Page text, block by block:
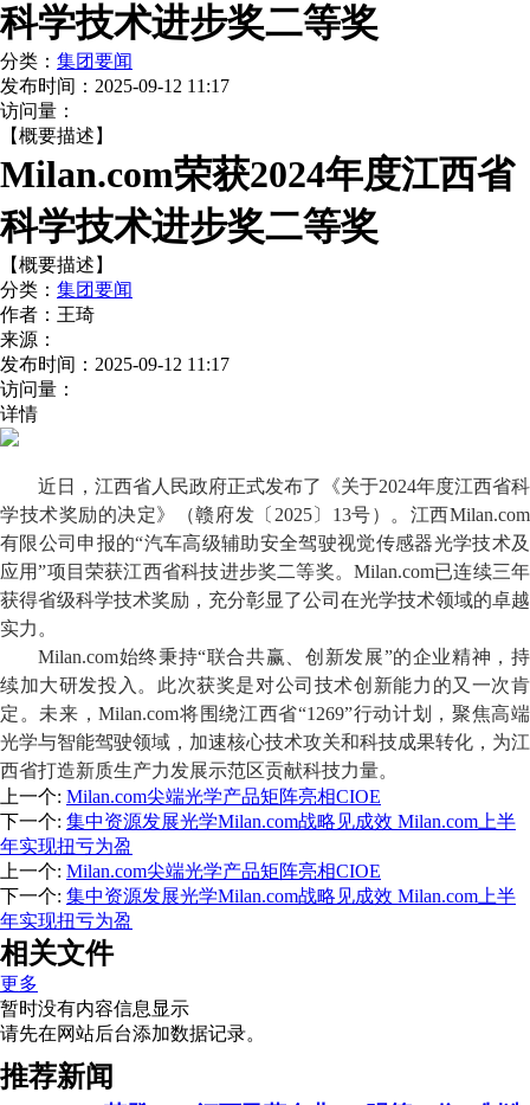
科学技术进步奖二等奖
分类： 集团要闻
发布时间： 2025-09-12 11:17
访问量：
【概要描述】
Milan.com荣获2024年度江西省
科学技术进步奖二等奖
【概要描述】
分类： 集团要闻
作者： 王琦
来源：
发布时间： 2025-09-12 11:17
访问量：
详情
近日，江西省人民政府正式发布了
《关于2024年度江西省科
学技术奖励的决定》（赣府发〔2025〕13号） 。 江西Milan.com
有限公司申报的“汽车高级辅助安全驾驶视觉传感器光学技术及
应用”项目荣获江西省科技进步奖二等奖。 Milan.com已连续三年
获得省级科学技术奖励，充分彰显了公司在光学技术领域的卓越
实力。
Milan.com始终秉持“联合共赢、创新发展”的企业精神，持
续加大研发投入。此次获奖是对公司技术创新能力的又一次肯
定。未来，Milan.com将围绕江西省“1269”行动计划，聚焦高端
光学与智能驾驶领域，加速核心技术攻关和科技成果转化，为江
西省打造新质生产力发展示范区贡献科技力量。
上一个: Milan.com尖端光学产品矩阵亮相CIOE
下一个: 集中资源发展光学Milan.com战略见成效 Milan.com上半
年实现扭亏为盈
上一个: Milan.com尖端光学产品矩阵亮相CIOE
下一个: 集中资源发展光学Milan.com战略见成效 Milan.com上半
年实现扭亏为盈
相关文件
更多
暂时没有内容信息显示
请先在网站后台添加数据记录。
推荐新闻